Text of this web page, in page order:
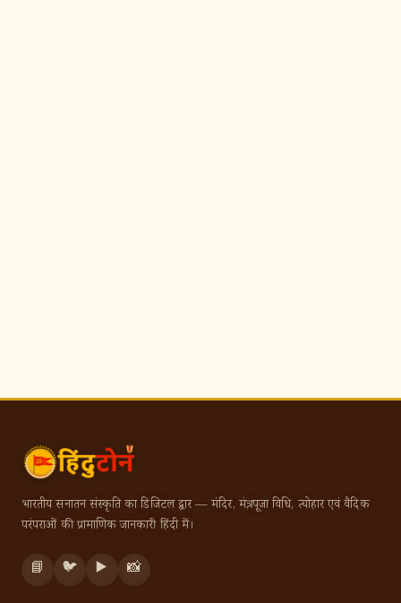
भारतीय सनातन संस्कृति का डिजिटल द्वार — मंदिर, मंत्र, पूजा विधि, त्योहार एवं वैदिक
परंपराओं की प्रामाणिक जानकारी हिंदी में।
📘 🐦 ▶️ 📸